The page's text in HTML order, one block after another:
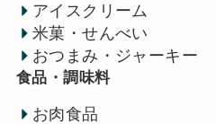
アイスクリーム
米菓・せんべい
おつまみ・ジャーキー
食品・調味料
お肉食品